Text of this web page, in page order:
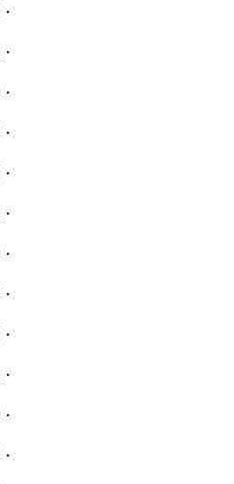
·
·
·
·
·
·
·
·
·
·
·
·